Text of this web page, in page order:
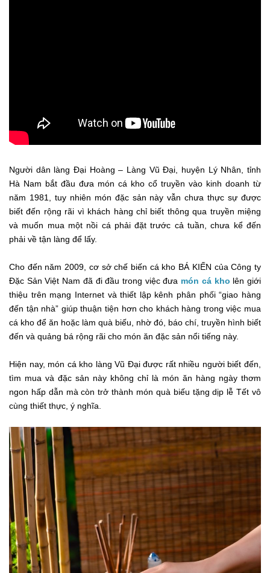
Người dân làng Đại Hoàng – Làng Vũ Đại, huyện Lý Nhân, tỉnh
Hà Nam bắt đầu đưa món cá kho cổ truyền vào kinh doanh từ
năm 1981, tuy nhiên món đặc sản này vẫn chưa thực sự được
biết đến rộng rãi vì khách hàng chỉ biết thông qua truyền miệng
và muốn mua một nồi cá phải đặt trước cả tuần, chưa kể đến
phải về tận làng để lấy.
Cho đến năm 2009, cơ sở chế biến cá kho BÁ KIẾN của Công ty
Đặc Sản Việt Nam đã đi đầu trong việc đưa món cá kho lên giới
thiệu trên mạng Internet và thiết lập kênh phân phối “giao hàng
đến tận nhà” giúp thuận tiện hơn cho khách hàng trong việc mua
cá kho để ăn hoặc làm quà biếu, nhờ đó, báo chí, truyền hình biết
đến và quảng bá rộng rãi cho món ăn đặc sản nổi tiếng này.
Hiện nay, món cá kho làng Vũ Đại được rất nhiều người biết đến,
tìm mua và đặc sản này không chỉ là món ăn hàng ngày thơm
ngon hấp dẫn mà còn trở thành món quà biếu tặng dịp lễ Tết vô
cùng thiết thực, ý nghĩa.